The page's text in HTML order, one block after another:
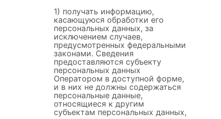
1) получать информацию,
касающуюся обработки его
персональных данных, за
исключением случаев,
предусмотренных федеральными
законами. Сведения
предоставляются субъекту
персональных данных
Оператором в доступной форме,
и в них не должны содержаться
персональные данные,
относящиеся к другим
субъектам персональных данных,